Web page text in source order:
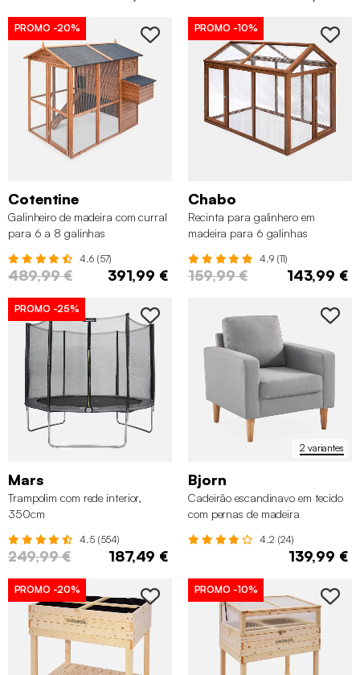
PROMO -20%
Cotentine
Galinheiro de madeira com curral
para 6 a 8 galinhas
4.6 (57)
489,99 € 391,99 €
PROMO -10%
Chabo
Recinta para galinhero em
madeira para 6 galinhas
4.9 (11)
159,99 € 143,99 €
PROMO -25%
Mars
Trampolim com rede interior,
350cm
4.5 (554)
249,99 € 187,49 €
2 variantes
Bjorn
Cadeirão escandinavo em tecido
com pernas de madeira
4.2 (24)
139,99 €
PROMO -20% PROMO -10%